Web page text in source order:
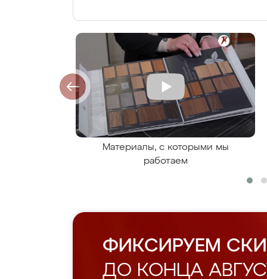
Материалы, с которыми мы
работаем
ФИКСИРУЕМ
ДО КОНЦА